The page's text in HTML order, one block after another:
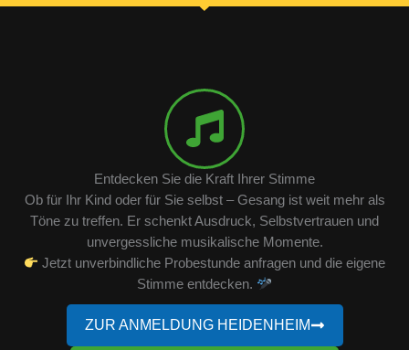
Entdecken Sie die Kraft Ihrer Stimme
Ob für Ihr Kind oder für Sie selbst – Gesang ist weit mehr als
Töne zu treffen. Er schenkt Ausdruck, Selbstvertrauen und
unvergessliche musikalische Momente.
Jetzt unverbindliche Probestunde anfragen und die eigene
Stimme entdecken.
ZUR ANMELDUNG HEIDENHEIM